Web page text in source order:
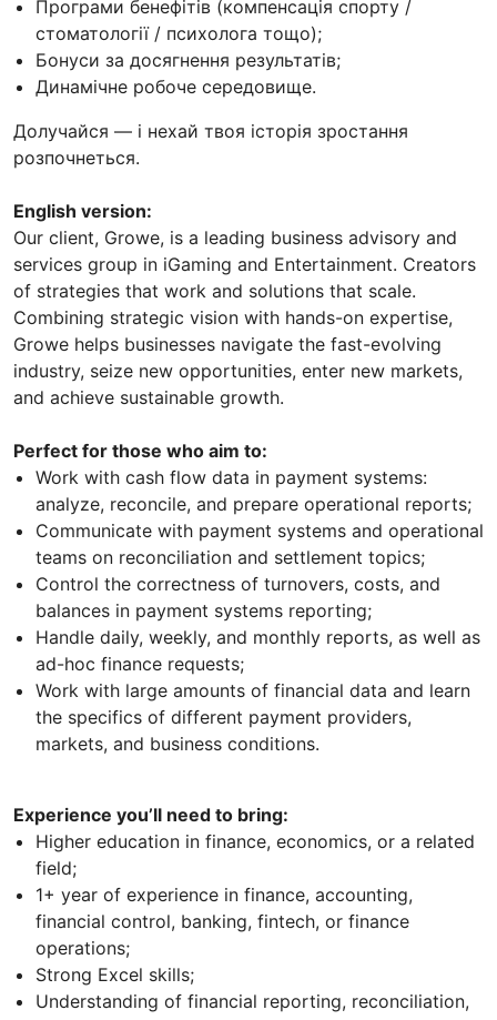
Програми бенефітів (компенсація спорту /
стоматології / психолога тощо);
Бонуси за досягнення результатів;
Динамічне робоче середовище.
Долучайся — і нехай твоя історія зростання
розпочнеться.
English version:
Our client, Growe, is a leading business advisory and
services group in iGaming and Entertainment. Сreators
of strategies that work and solutions that scale.
Combining strategic vision with hands-on expertise,
Growe helps businesses navigate the fast-evolving
industry, seize new opportunities, enter new markets,
and achieve sustainable growth.
Perfect for those who aim to:
Work with cash flow data in payment systems:
analyze, reconcile, and prepare operational reports;
Communicate with payment systems and operational
teams on reconciliation and settlement topics;
Control the correctness of turnovers, costs, and
balances in payment systems reporting;
Handle daily, weekly, and monthly reports, as well as
ad-hoc finance requests;
Work with large amounts of financial data and learn
the specifics of different payment providers,
markets, and business conditions.
Experience you’ll need to bring:
Higher education in finance, economics, or a related
field;
1+ year of experience in finance, accounting,
financial control, banking, fintech, or finance
operations;
Strong Excel skills;
Understanding of financial reporting, reconciliation,